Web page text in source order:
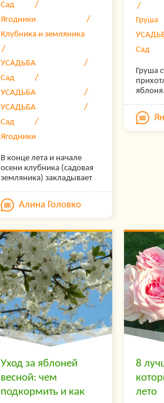
Сад
Ягодники
Клубника и земляника
УСАДЬБА
Сад
УСАДЬБА
УСАДЬБА
Сад
Ягодники
В конце лета и начале
осени клубника (садовая
земляника) закладывает
года. Задача садовода в
этот период —
поддержать ягодную
культуру, только что
отдавшую плоды, и
правильно подготовить
кустики клубники к зиме.
Действовать нужно
последовательно:
чередовать уход с
периодами покоя и
восстановления растений.
В этой статье расскажем,
как ухаживать за
клубникой в открытом…
Алина Головко
Груша
Сад
Груша
иногда
курс о
Уход за яблоней
весной: чем
подкормить и как
8
лето